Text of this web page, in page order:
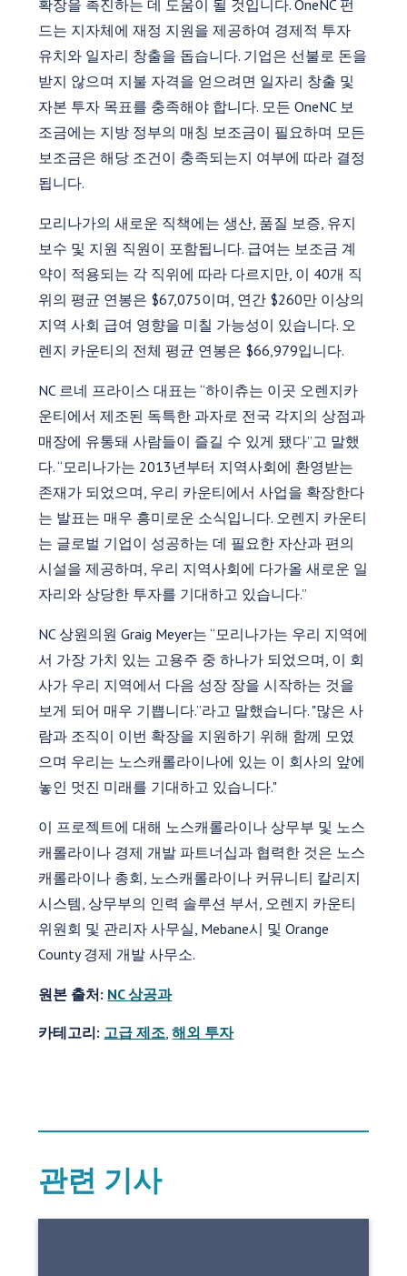
확장을 촉진하는 데 도움이 될 것입니다. OneNC 펀
드는 지자체에 재정 지원을 제공하여 경제적 투자
유치와 일자리 창출을 돕습니다. 기업은 선불로 돈을
받지 않으며 지불 자격을 얻으려면 일자리 창출 및
자본 투자 목표를 충족해야 합니다. 모든 OneNC 보
조금에는 지방 정부의 매칭 보조금이 필요하며 모든
보조금은 해당 조건이 충족되는지 여부에 따라 결정
됩니다.
모리나가의 새로운 직책에는 생산, 품질 보증, 유지
보수 및 지원 직원이 포함됩니다. 급여는 보조금 계
약이 적용되는 각 직위에 따라 다르지만, 이 40개 직
위의 평균 연봉은 $67,075이며, 연간 $260만 이상의
지역 사회 급여 영향을 미칠 가능성이 있습니다. 오
렌지 카운티의 전체 평균 연봉은 $66,979입니다.
NC 르네 프라이스 대표는 “하이츄는 이곳 오렌지카
운티에서 제조된 독특한 과자로 전국 각지의 상점과
매장에 유통돼 사람들이 즐길 수 있게 됐다”고 말했
다. “모리나가는 2013년부터 지역사회에 환영받는
존재가 되었으며, 우리 카운티에서 사업을 확장한다
는 발표는 매우 흥미로운 소식입니다. 오렌지 카운티
는 글로벌 기업이 성공하는 데 필요한 자산과 편의
시설을 제공하며, 우리 지역사회에 다가올 새로운 일
자리와 상당한 투자를 기대하고 있습니다.”
NC 상원의원 Graig Meyer는 “모리나가는 우리 지역에
서 가장 가치 있는 고용주 중 하나가 되었으며, 이 회
사가 우리 지역에서 다음 성장 장을 시작하는 것을
보게 되어 매우 기쁩니다.”라고 말했습니다. "많은 사
람과 조직이 이번 확장을 지원하기 위해 함께 모였
으며 우리는 노스캐롤라이나에 있는 이 회사의 앞에
놓인 멋진 미래를 기대하고 있습니다."
이 프로젝트에 대해 노스캐롤라이나 상무부 및 노스
캐롤라이나 경제 개발 파트너십과 협력한 것은 노스
캐롤라이나 총회, 노스캐롤라이나 커뮤니티 칼리지
시스템, 상무부의 인력 솔루션 부서, 오렌지 카운티
위원회 및 관리자 사무실, Mebane시 및 Orange
County 경제 개발 사무소.
원본 출처: NC 상공과
카테고리: 고급 제조 ,해외 투자
관련 기사